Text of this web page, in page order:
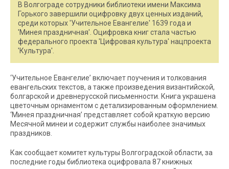
В Волгограде сотрудники библиотеки имени Максима
Горького завершили оцифровку двух ценных изданий,
среди которых 'Учительное Евангелие' 1639 года и
'Минея праздничная'. Оцифровка книг стала частью
федерального проекта 'Цифровая культура' нацпроекта
'Культура'.
‘Учительное Евангелие’ включает поучения и толкования
евангельских текстов, а также произведения византийской,
болгарской и древнерусской письменности. Книга украшена
цветочным орнаментом с детализированным оформлением.
‘Минея праздничная’ представляет собой краткую версию
Месячной минеи и содержит службы наиболее значимых
праздников.
Как сообщает комитет культуры Волгоградской области, за
последние годы библиотека оцифровала 87 книжных